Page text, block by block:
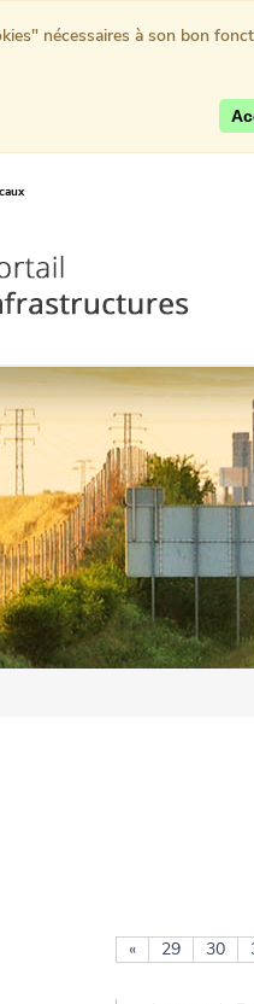
« 29 30
nécessaires à son bon